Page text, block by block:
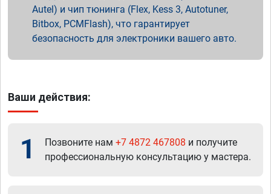
Autel) и чип тюнинга (Flex, Kess 3, Autotuner,
Bitbox, PCMFlash), что гарантирует
безопасность для электроники вашего авто.
Ваши действия:
1 Позвоните нам +7 4872 467808 и получите
профессиональную консультацию у мастера.